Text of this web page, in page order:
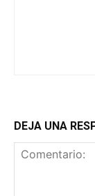
DEJA UNA